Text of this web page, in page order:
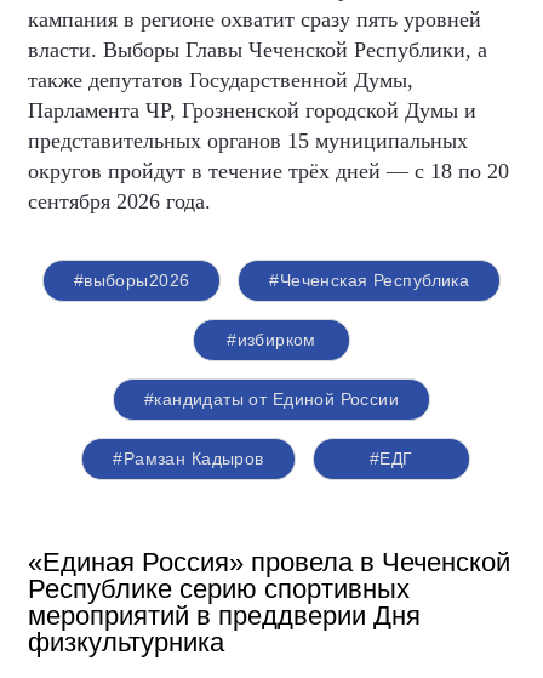
кампания в регионе охватит сразу пять уровней
власти. Выборы Главы Чеченской Республики, а
также депутатов Государственной Думы,
Парламента ЧР, Грозненской городской Думы и
представительных органов 15 муниципальных
округов пройдут в течение трёх дней — с 18 по 20
сентября 2026 года.
#выборы2026 #Чеченская Республика
#избирком
#кандидаты от Единой России
#Рамзан Кадыров #ЕДГ
«Единая Россия» провела в Чеченской
Республике серию спортивных
мероприятий в преддверии Дня
физкультурника